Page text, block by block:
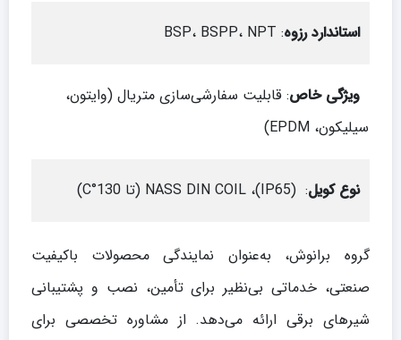
استاندارد رزوه: BSP، BSPP، NPT
ویژگی خاص: قابلیت سفارشی‌سازی متریال (وایتون،
سیلیکون، EPDM)
نوع کویل: (IP65)، NASS DIN COIL (تا 130°C)
گروه برانوش، به‌عنوان نمایندگی محصولات باکیفیت
صنعتی، خدماتی بی‌نظیر برای تأمین، نصب و پشتیبانی
شیرهای برقی ارائه می‌دهد. از مشاوره تخصصی برای